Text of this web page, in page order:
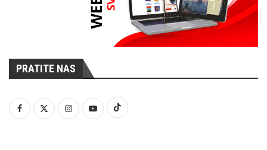
PRATITE NAS